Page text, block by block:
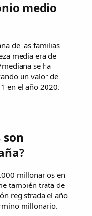
medio
de las familias
media era de
se ha
un valor de
en el año 2020.
son
millonarios en
también trata de
registrada el año
millonario.